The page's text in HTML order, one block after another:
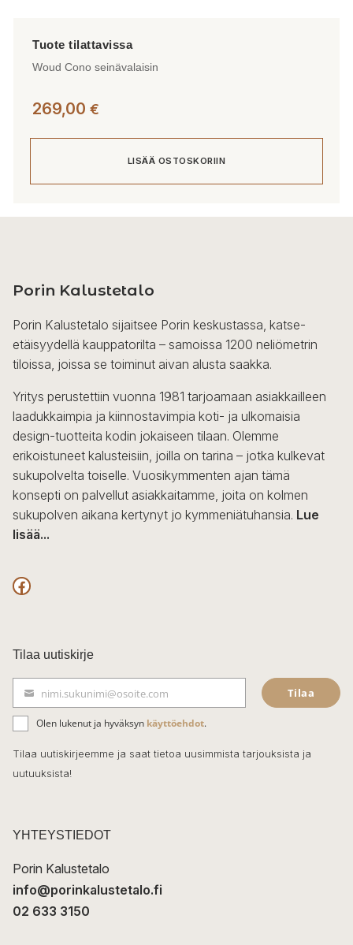
Woud Cono seinävalaisin
269,00 €
LISÄÄ OSTOSKORIIN
Porin Kalustetalo
Porin Kalustetalo sijaitsee Porin keskustassa, katse-
etäisyydellä kauppatorilta – samoissa 1200 neliömetrin
tiloissa, joissa se toiminut aivan alusta saakka.
Yritys perustettiin vuonna 1981 tarjoamaan asiakkailleen
laadukkaimpia ja kiinnostavimpia koti- ja ulkomaisia
design-tuotteita kodin jokaiseen tilaan. Olemme
erikoistuneet kalusteisiin, joilla on tarina – jotka kulkevat
sukupolvelta toiselle. Vuosikymmenten ajan tämä
konsepti on palvellut asiakkaitamme, joita on kolmen
sukupolven aikana kertynyt jo kymmeniätuhansia. Lue
lisää...
F
c
e
b
o
o
k
Tilaa uutiskirje
ä
h
k
t
nimi.sukunimi@osoite.com Tilaa
Olen lukenut ja hyväksyn käyttöehdot.
Tilaa uutiskirjeemme ja saat tietoa uusimmista tarjouksista ja
uutuuksista!
YHTEYSTIEDOT
Porin Kalustetalo
info@porinkalustetalo.fi
02 633 3150